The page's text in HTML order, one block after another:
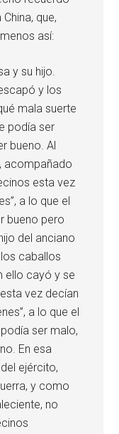
que,
así:
y su hijo.
y los
mala suerte
podía ser
bueno. Al
acompañado
esta vez
a lo que el
bueno pero
del anciano
caballos
ello cayó y se
vez decían
a lo que el
ser malo,
En esa
ejército,
y como
no